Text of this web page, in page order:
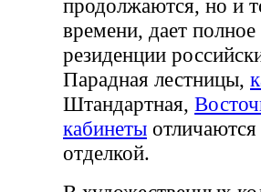
продолжаются, но и
времени, дает
резиденции
Парадная лестницы,
Штандартная,
кабинеты
отделкой.